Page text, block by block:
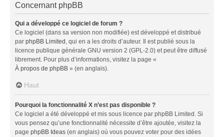
Concernant phpBB
Qui a développé ce logiciel de forum ?
Ce logiciel (dans sa version non modifiée) est développé et distribué
par phpBB Limited, qui en a les droits d’auteur. Il est publié sous la
licence publique générale GNU version 2 (GPL-2.0) et peut être diffusé
librement. Pour plus d’informations, visitez la page «
À propos de phpBB » (en anglais).
Haut
Pourquoi la fonctionnalité X n’est pas disponible ?
Ce logiciel a été développé et mis sous licence par phpBB Limited. Si
vous pensez qu’une fonctionnalité nécessite d’être ajoutée, visitez la
page phpBB Ideas (en anglais) où vous pouvez voter pour des idées